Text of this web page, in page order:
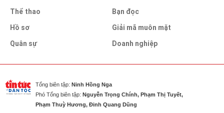
Thể thao
Hồ sơ
Quân sự
Bạn đọc
Giải mã muôn mặt
Doanh nghiệp
Tổng biên tập: Ninh Hồng Nga
Phó Tổng biên tập: Nguyễn Trọng Chính, Phạm Thị Tuyết,
Phạm Thuỳ Hương, Đinh Quang Dũng